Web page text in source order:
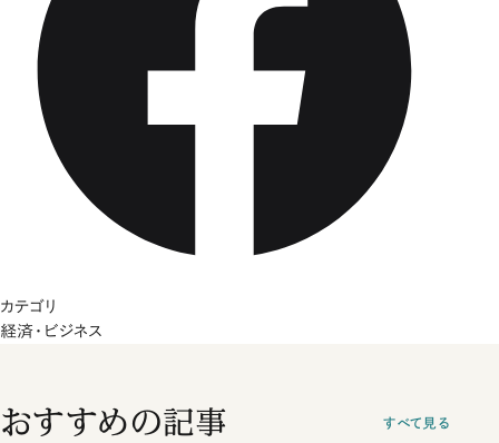
カテゴリ
経済・ビジネス
おすすめの記事 すべて見る